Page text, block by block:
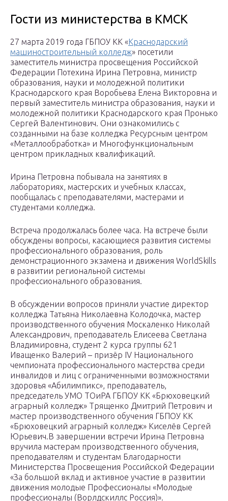
Гости из министерства в КМСК
27 марта 2019 года ГБПОУ КК «Краснодарский
машиностроительный колледж» посетили
заместитель министра просвещения Российской
Федерации Потехина Ирина Петровна, министр
образования, науки и молодежной политики
Краснодарского края Воробьева Елена Викторовна и
первый заместитель министра образования, науки и
молодежной политики Краснодарского края Пронько
Сергей Валентинович. Они ознакомились с
созданными на базе колледжа Ресурсным центром
«Металлообработка» и Многофункциональным
центром прикладных квалификаций.
Ирина Петровна побывала на занятиях в
лабораториях, мастерских и учебных классах,
пообщалась с преподавателями, мастерами и
студентами колледжа.
Встреча продолжалась более часа. На встрече были
обсуждены вопросы, касающиеся развития системы
профессионального образования, роль
демонстрационного экзамена и движения WorldSkills
в развитии региональной системы
профессионального образования.
В обсуждении вопросов приняли участие директор
колледжа Татьяна Николаевна Колодочка, мастер
производственного обучения Москаленко Николай
Александрович, преподаватель Елисеева Светлана
Владимировна, студент 2 курса группы 621
Иващенко Валерий – призёр IV Национального
чемпионата профессионального мастерства среди
инвалидов и лиц с ограниченными возможностями
здоровья «Абилимпикс», преподаватель,
председатель УМО ТОиРА ГБПОУ КК «Брюховецкий
аграрный колледж» Трященко Дмитрий Петрович и
мастер производственного обучения ГБПОУ КК
«Брюховецкий аграрный колледж» Киселёв Сергей
Юрьевич.В завершении встречи Ирина Петровна
вручила мастерам производственного обучения,
преподавателям и студентам Благодарности
Министерства Просвещения Российской Федерации
«За большой вклад и активное участие в развитии
движения молодые Профессионалы «Молодые
профессионалы (Ворлдскиллс Россия)».